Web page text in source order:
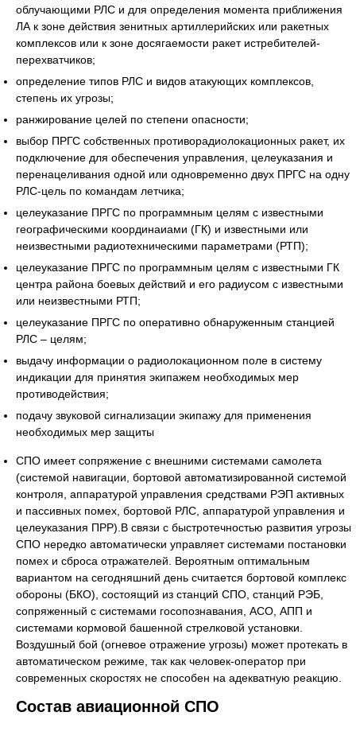
облучающими РЛС и для определения момента приближения
ЛА к зоне действия зенитных артиллерийских или ракетных
комплексов или к зоне досягаемости ракет истребителей-
перехватчиков;
определение типов РЛС и видов атакующих комплексов,
степень их угрозы;
ранжирование целей по степени опасности;
выбор ПРГС собственных противорадиолокационных ракет, их
подключение для обеспечения управления, целеуказания и
перенацеливания одной или одновременно двух ПРГС на одну
РЛС-цель по командам летчика;
целеуказание ПРГС по программным целям с известными
географическими координаиами (ГК) и известными или
неизвестными радиотехническими параметрами (РТП);
целеуказание ПРГС по программным целям с известными ГК
центра района боевых действий и его радиусом с известными
или неизвестными РТП;
целеуказание ПРГС по оперативно обнаруженным станцией
РЛС – целям;
выдачу информации о радиолокационном поле в систему
индикации для принятия экипажем необходимых мер
противодействия;
подачу звуковой сигнализации экипажу для применения
необходимых мер защиты
СПО имеет сопряжение с внешними системами самолета
(системой навигации, бортовой автоматизированной системой
контроля, аппаратурой управления средствами РЭП активных
и пассивных помех, бортовой РЛС, аппаратурой управления и
целеуказания ПРР).В связи с быстротечностью развития угрозы
СПО нередко автоматически управляет системами постановки
помех и сброса отражателей. Вероятным оптимальным
вариантом на сегодняшний день считается бортовой комплекс
обороны (БКО), состоящий из станций СПО, станций РЭБ,
сопряженный с системами госопознавания, АСО, АПП и
системами кормовой башенной стрелковой установки.
Воздушный бой (огневое отражение угрозы) может протекать в
автоматическом режиме, так как человек-оператор при
современных скоростях не способен на адекватную реакцию.
Состав авиационной СПО